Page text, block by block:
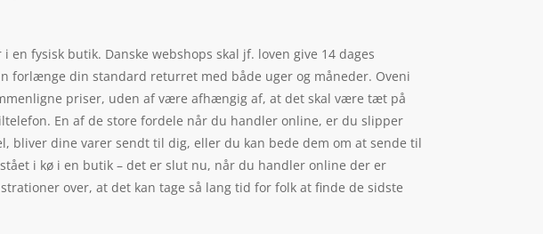
fysisk butik. Danske webshops skal jf. loven give 14 dages
forlænge din standard returret med både uger og måneder. Oveni
priser, uden af være afhængig af, at det skal være tæt på
En af de store fordele når du handler online, er du slipper
bliver dine varer sendt til dig, eller du kan bede dem om at sende til
i kø i en butik – det er slut nu, når du handler online der er
over, at det kan tage så lang tid for folk at finde de sidste